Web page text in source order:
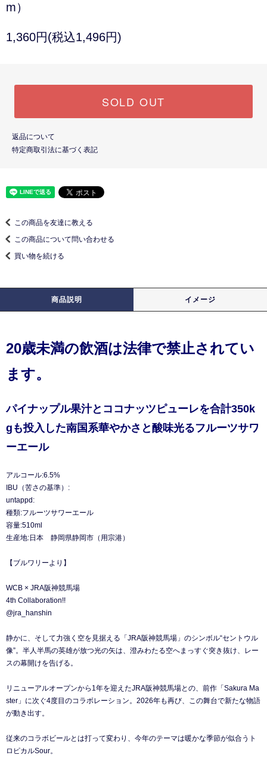
m）
1,360円(税込1,496円)
SOLD OUT
返品について
特定商取引法に基づく表記
この商品を友達に教える
この商品について問い合わせる
買い物を続ける
商品説明 イメージ
20歳未満の飲酒は法律で禁止されてい
ます。
パイナップル果汁とココナッツピューレを合計350k
gも投入した南国系華やかさと酸味光るフルーツサワ
ーエール
アルコール:6.5%
IBU（苦さの基準）:
untappd:
種類:フルーツサワーエール
容量:510ml
生産地:日本 静岡県静岡市（用宗港）
【ブルワリーより】
WCB × JRA阪神競馬場
4th Collaboration!!
@jra_hanshin
静かに、そして力強く空を見据える「JRA阪神競馬場」のシンボル“セントウル
像”。半人半馬の英雄が放つ光の矢は、澄みわたる空へまっすぐ突き抜け、レー
スの幕開けを告げる。
リニューアルオープンから1年を迎えたJRA阪神競馬場との、前作「Sakura Ma
ster」に次ぐ4度目のコラボレーション。2026年も再び、この舞台で新たな物語
が動き出す。
従来のコラボビールとは打って変わり、今年のテーマは暖かな季節が似合うト
ロピカルSour。